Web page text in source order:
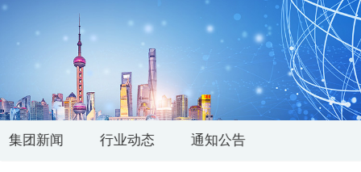
集团新闻 行业动态 通知公告